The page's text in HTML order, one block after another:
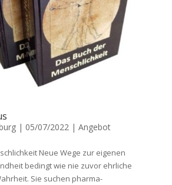
| 05/07/2022 | Angebot
Neue Wege zur eigenen
bedingt wie nie zuvor ehrliche
Sie suchen pharma-